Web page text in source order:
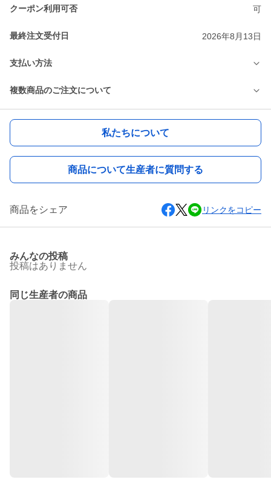
クーポン利用可否 可
最終注文受付日 2026年8月13日
支払い方法
複数商品のご注文について
私たちについて
商品について生産者に質問する
商品をシェア リンクをコピー
みんなの投稿
投稿はありません
同じ生産者の商品